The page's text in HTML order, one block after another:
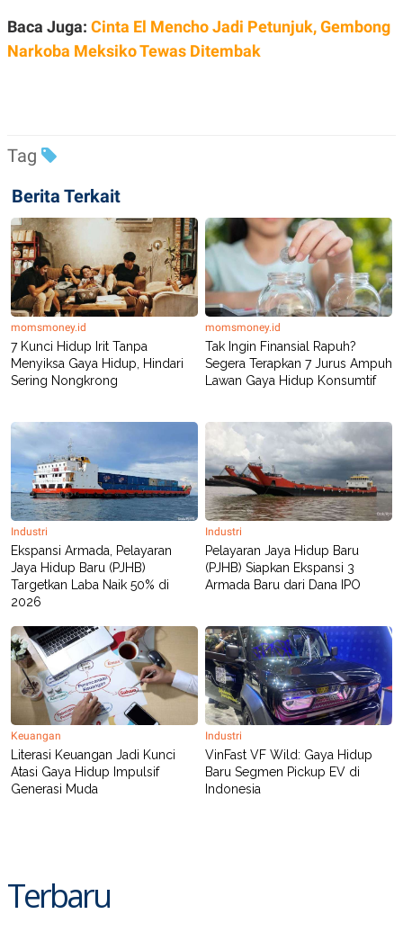
Baca Juga: Cinta El Mencho Jadi Petunjuk, Gembong
Narkoba Meksiko Tewas Ditembak
Tag
Berita Terkait
momsmoney.id
7 Kunci Hidup Irit Tanpa
Menyiksa Gaya Hidup, Hindari
Sering Nongkrong
momsmoney.id
Tak Ingin Finansial Rapuh?
Segera Terapkan 7 Jurus Ampuh
Lawan Gaya Hidup Konsumtif
Industri
Ekspansi Armada, Pelayaran
Jaya Hidup Baru (PJHB)
Targetkan Laba Naik 50% di
2026
Industri
Pelayaran Jaya Hidup Baru
(PJHB) Siapkan Ekspansi 3
Armada Baru dari Dana IPO
Keuangan
Literasi Keuangan Jadi Kunci
Atasi Gaya Hidup Impulsif
Generasi Muda
Industri
VinFast VF Wild: Gaya Hidup
Baru Segmen Pickup EV di
Indonesia
Terbaru